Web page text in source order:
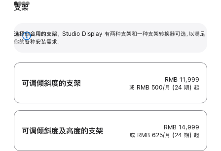
支架
选择你合用的支架。 Studio Display 有两种支架和一种支架转换器可选，以满足
你的各种安装需求。
展
可调倾斜度的支架
RMB 11,999
或 RMB 500/月 (24 期) 起
可调倾斜度及高‍度的支‍架
RMB 14,999
或 RMB 625/月 (24 期) 起